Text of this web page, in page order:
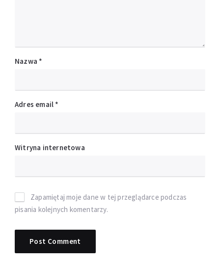
Nazwa *
Adres email *
Witryna internetowa
Zapamiętaj moje dane w tej przeglądarce podczas
pisania kolejnych komentarzy.